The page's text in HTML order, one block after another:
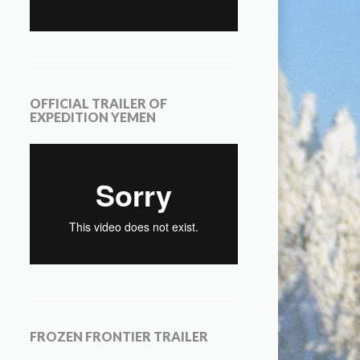
OFFICIAL TRAILER OF
EXPEDITION YEMEN
FROZEN FRONTIER TRAILER